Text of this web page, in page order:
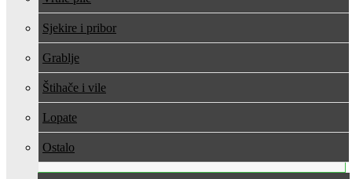
Sjekire i pribor
Grablje
Štihače i vile
Lopate
Ostalo